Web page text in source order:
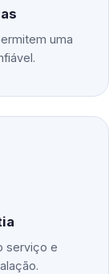
uma
serviço e